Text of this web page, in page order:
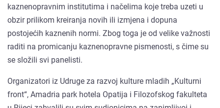
kaznenopravnim institutima i načelima koje treba uzeti u
obzir prilikom kreiranja novih ili izmjena i dopuna
postojećih kaznenih normi. Zbog toga je od velike važnosti
raditi na promicanju kaznenopravne pismenosti, s čime su
se složili svi panelisti.
Organizatori iz Udruge za razvoj kulture mladih „Kulturni
front“, Amadria park hotela Opatija i Filozofskog fakulteta